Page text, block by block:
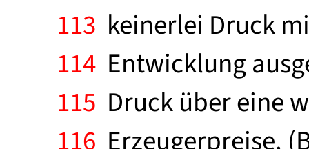
113 keinerlei Druck
114 Entwicklung
115 Druck über eine